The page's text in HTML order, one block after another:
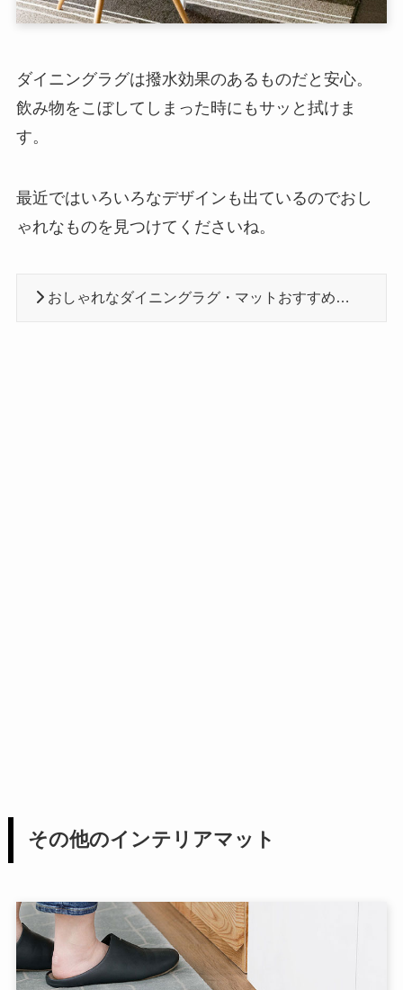
ダイニングラグは撥水効果のあるものだと安心。
飲み物をこぼしてしまった時にもサッと拭けま
す。
最近ではいろいろなデザインも出ているのでおし
ゃれなものを見つけてくださいね。
おしゃれなダイニングラグ・マットおすすめ通販9選【北欧・撥水】
その他のインテリアマット